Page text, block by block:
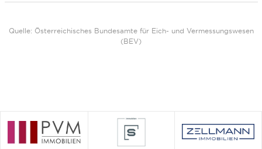
Quelle: Österreichisches Bundesamte für Eich- und Vermessungswesen
(BEV)